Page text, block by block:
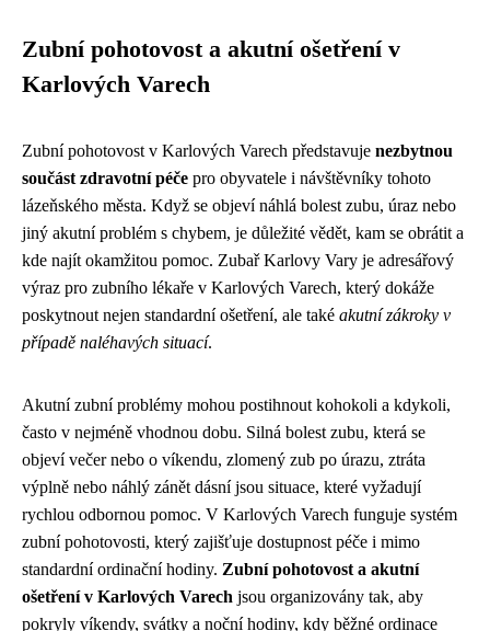
Zubní pohotovost a akutní ošetření v
Karlových Varech
Zubní pohotovost v Karlových Varech představuje nezbytnou
součást zdravotní péče pro obyvatele i návštěvníky tohoto
lázeňského města. Když se objeví náhlá bolest zubu, úraz nebo
jiný akutní problém s chybem, je důležité vědět, kam se obrátit a
kde najít okamžitou pomoc. Zubař Karlovy Vary je adresářový
výraz pro zubního lékaře v Karlových Varech, který dokáže
poskytnout nejen standardní ošetření, ale také akutní zákroky v
případě naléhavých situací.
Akutní zubní problémy mohou postihnout kohokoli a kdykoli,
často v nejméně vhodnou dobu. Silná bolest zubu, která se
objeví večer nebo o víkendu, zlomený zub po úrazu, ztráta
výplně nebo náhlý zánět dásní jsou situace, které vyžadují
rychlou odbornou pomoc. V Karlových Varech funguje systém
zubní pohotovosti, který zajišťuje dostupnost péče i mimo
standardní ordinační hodiny. Zubní pohotovost a akutní
ošetření v Karlových Varech jsou organizovány tak, aby
pokryly víkendy, svátky a noční hodiny, kdy běžné ordinace